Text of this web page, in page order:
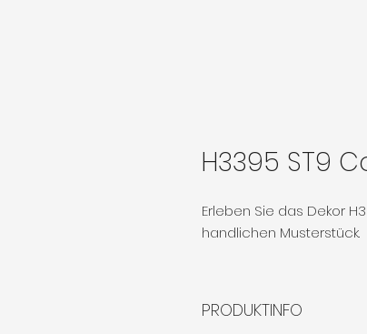
H3395 ST9
Erleben Sie das Dekor
handlichen Musterstück.
PRODUKTINFO